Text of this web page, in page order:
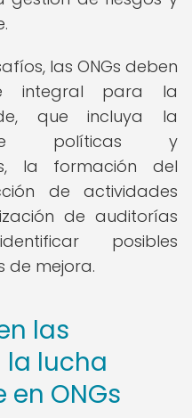
las ONGs deben
integral para la
que incluya la
de políticas y
la formación del
de actividades
de auditorías
posibles
de mejora.
las
lucha
ONGs